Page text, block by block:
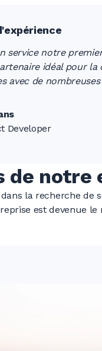
0
0
0
0
0
0
0
service notre
idéal pour
avec de
Developer
de notre
la recherche
est devenue le